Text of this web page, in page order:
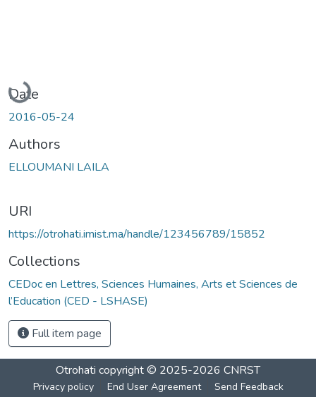
Loading...
Date
2016-05-24
Authors
ELLOUMANI LAILA
URI
https://otrohati.imist.ma/handle/123456789/15852
Collections
CEDoc en Lettres, Sciences Humaines, Arts et Sciences de
l’Education (CED - LSHASE)
Full item page
Otrohati copyright © 2025-2026 CNRST
Privacy policy End User Agreement Send Feedback